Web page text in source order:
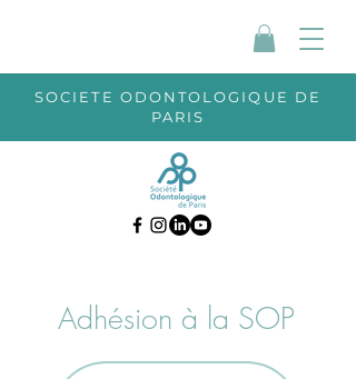
SOCIETE ODONTOLOGIQUE DE
PARIS
Adhésion à la SOP